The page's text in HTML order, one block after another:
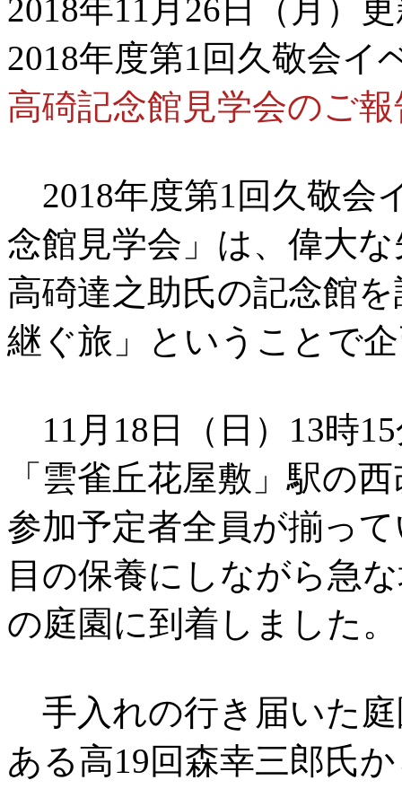
2018年11月26日（月）
2018年度第1回久敬会イ
高碕記念館見学会のご報
2018年度第1回久敬会
念館見学会」は、偉大
高碕達之助氏の記念館
継ぐ旅」ということで
11月18日（日）13時
「雲雀丘花屋敷」駅の
参加予定者全員が揃っ
目の保養にしながら急
の庭園に到着しました。
手入れの行き届いた
ある高19回森幸三郎氏